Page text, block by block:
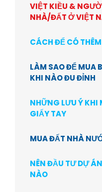
VIỆT KIỀU &
NHÀ/ĐẤT Ở VIỆT
CÁCH ĐỂ CÓ
LÀM SAO ĐỂ MUA
KHI NÀO ĐU ĐỈNH
NHỮNG LƯU Ý
GIẤY TAY
MUA ĐẤT NHÀ
NÊN ĐẦU TƯ DỰ
NÀO